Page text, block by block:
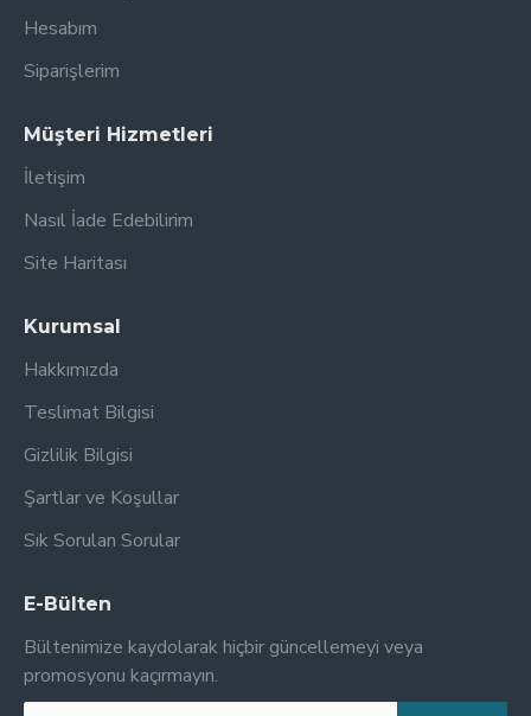
Hesabım
Siparişlerim
Müşteri Hizmetleri
İletişim
Nasıl İade Edebilirim
Site Haritası
Kurumsal
Hakkımızda
Teslimat Bilgisi
Gizlilik Bilgisi
Şartlar ve Koşullar
Sık Sorulan Sorular
E-Bülten
Bültenimize kaydolarak hiçbir güncellemeyi veya
promosyonu kaçırmayın.